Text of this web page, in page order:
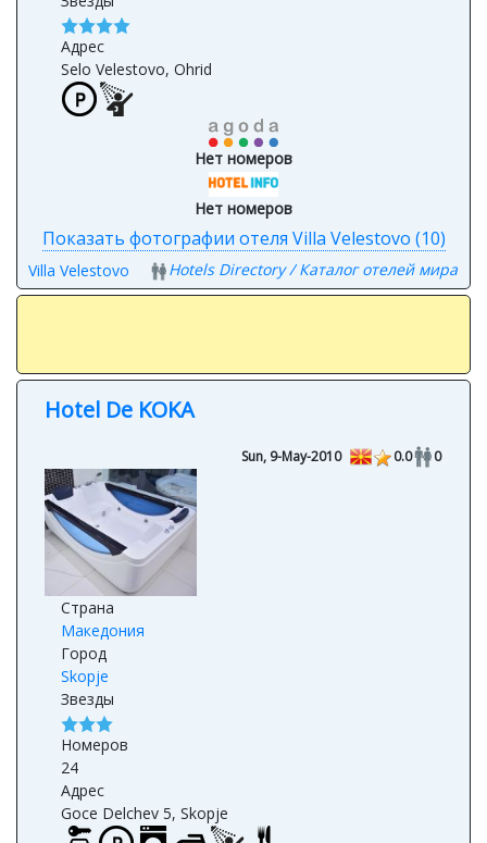
Адрес
Selo Velestovo, Ohrid
Нет номеров
Нет номеров
Показать фотографии отеля Villa Velestovo (10)
Villa Velestovo Hotels Directory / Каталог отелей мира
Hotel De KOKA
Sun, 9-May-2010 0.0 0
Страна
Македония
Город
Skopje
Звезды
Номеров
24
Адрес
Goce Delchev 5, Skopje